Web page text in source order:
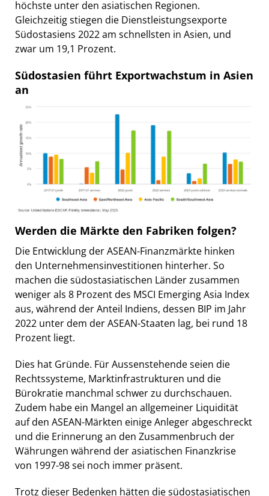
höchste unter den asiatischen Regionen.
Gleichzeitig stiegen die Dienstleistungsexporte
Südostasiens 2022 am schnellsten in Asien, und
zwar um 19,1 Prozent.
Südostasien führt Exportwachstum in Asien
an
Werden die Märkte den Fabriken folgen?
Die Entwicklung der ASEAN-Finanzmärkte hinken
den Unternehmensinvestitionen hinterher. So
machen die südostasiatischen Länder zusammen
weniger als 8 Prozent des MSCI Emerging Asia Index
aus, während der Anteil Indiens, dessen BIP im Jahr
2022 unter dem der ASEAN-Staaten lag, bei rund 18
Prozent liegt.
Dies hat Gründe. Für Aussenstehende seien die
Rechtssysteme, Marktinfrastrukturen und die
Bürokratie manchmal schwer zu durchschauen.
Zudem habe ein Mangel an allgemeiner Liquidität
auf den ASEAN-Märkten einige Anleger abgeschreckt
und die Erinnerung an den Zusammenbruch der
Währungen während der asiatischen Finanzkrise
von 1997-98 sei noch immer präsent.
Trotz dieser Bedenken hätten die südostasiatischen